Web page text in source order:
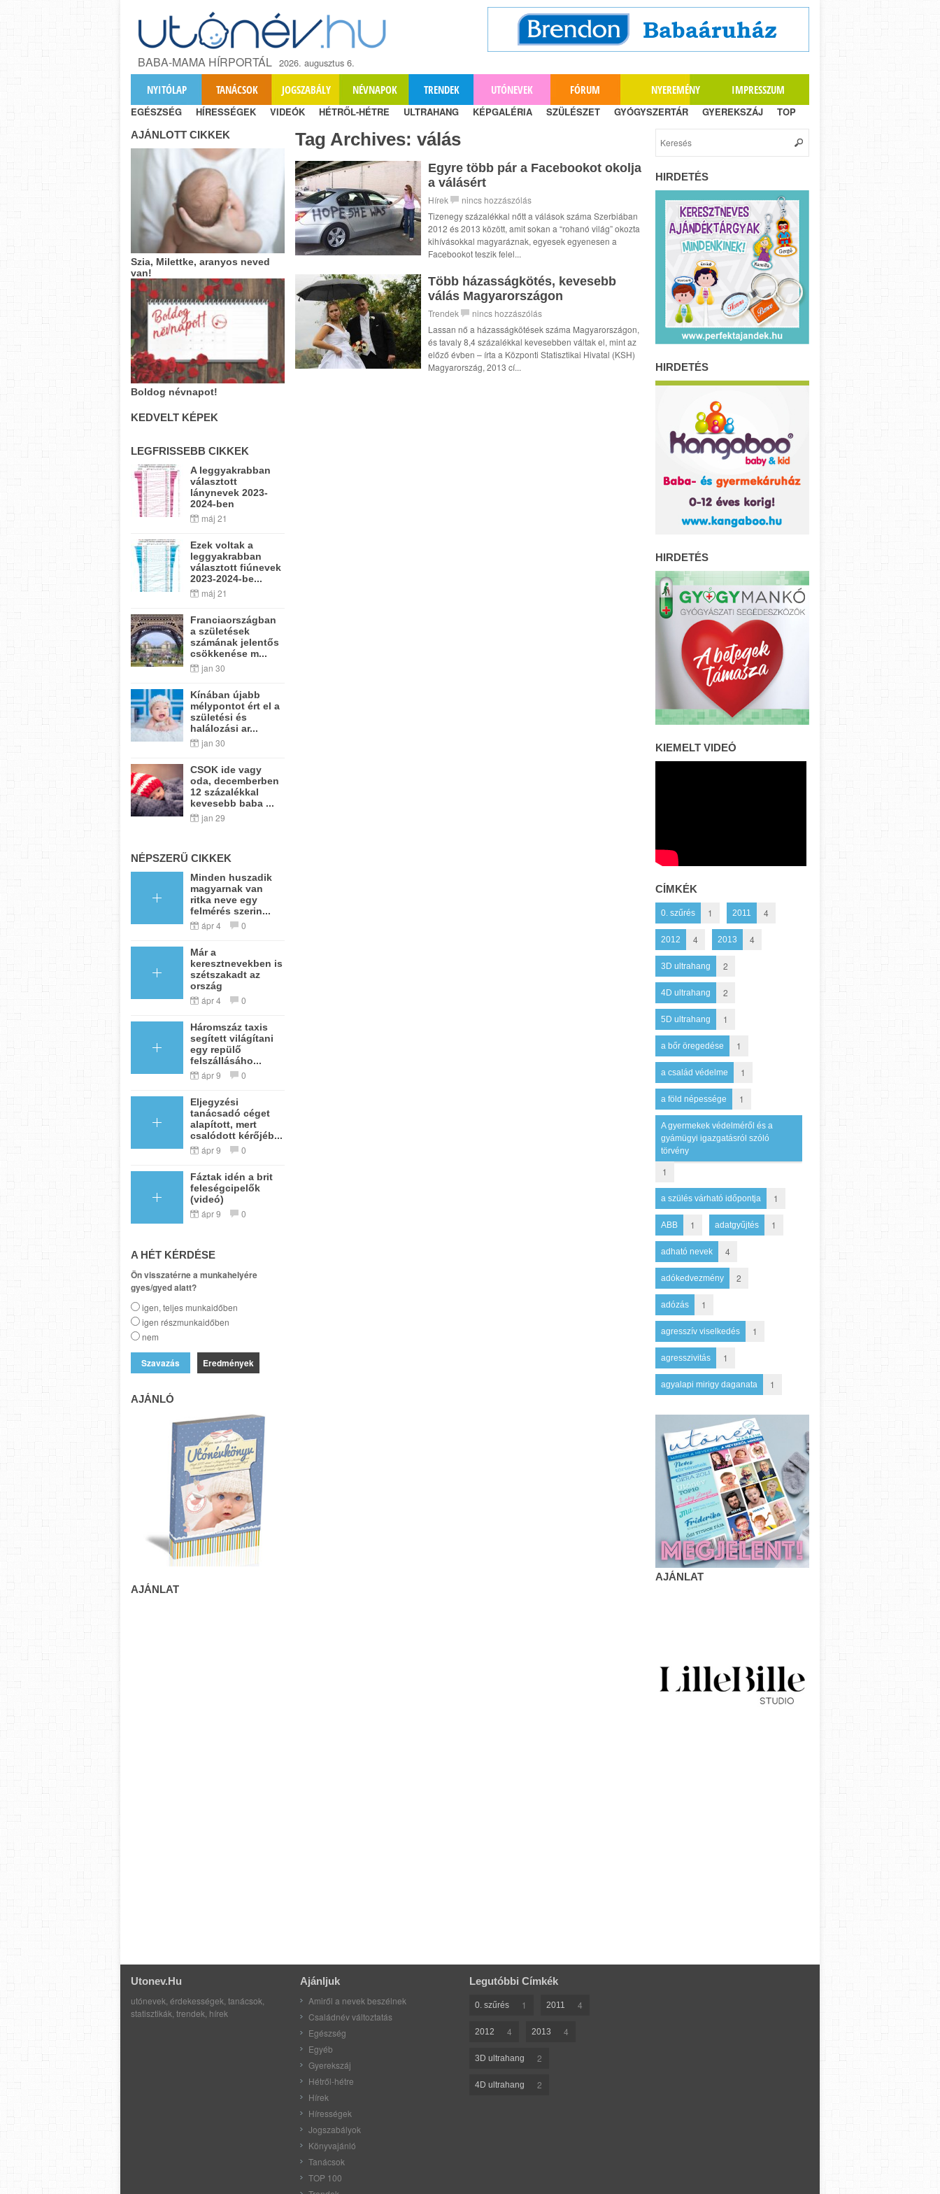
BABA-MAMA HÍRPORTÁL 2026. augusztus 6.
NYITÓLAP TANÁCSOK JOGSZABÁLY NÉVNAPOK TRENDEK UTÓNEVEK FÓRUM NYEREMÉNY IMPRESSZUM
EGÉSZSÉG HÍRESSÉGEK VIDEÓK HÉTRŐL-HÉTRE ULTRAHANG KÉPGALÉRIA SZÜLÉSZET GYÓGYSZERTÁR GYEREKSZÁJ TOP
Tag Archives: válás
Egyre több pár a Facebookot okolja
a válásért
Hírek
nincs hozzászólás
Tizenegy százalékkal nőtt a válások száma Szerbiában
2012 és 2013 között, amit sokan a “rohanó világ” okozta
kihívásokkal magyaráznak, egyesek egyenesen a
Facebookot teszik felel...
Több házasságkötés, kevesebb
válás Magyarországon
Trendek
nincs hozzászólás
Lassan nő a házasságkötések száma Magyarországon,
és tavaly 8,4 százalékkal kevesebben váltak el, mint az
előző évben – írta a Központi Statisztikai Hivatal (KSH)
Magyarország, 2013 cí...
AJÁNLOTT CIKKEK
Szia, Milettke, aranyos neved
van!
Boldog névnapot!
KEDVELT KÉPEK
LEGFRISSEBB CIKKEK
A leggyakrabban
választott
lánynevek 2023-
2024-ben
máj 21
Ezek voltak a
leggyakrabban
választott fiúnevek
2023-2024-be...
máj 21
Franciaországban
a születések
számának jelentős
csökkenése m...
jan 30
Kínában újabb
mélypontot ért el a
születési és
halálozási ar...
jan 30
CSOK ide vagy
oda, decemberben
12 százalékkal
kevesebb baba ...
jan 29
NÉPSZERŰ CIKKEK
Minden huszadik
magyarnak van
ritka neve egy
felmérés szerin...
ápr 4 0
Már a
keresztnevekben is
szétszakadt az
ország
ápr 4 0
Háromszáz taxis
segített világítani
egy repülő
felszállásáho...
ápr 9 0
Eljegyzési
tanácsadó céget
alapított, mert
csalódott kérőjéb...
ápr 9 0
Fáztak idén a brit
feleségcipelők
(videó)
ápr 9 0
A HÉT KÉRDÉSE
Ön visszatérne a munkahelyére
gyes/gyed alatt?
igen, teljes munkaidőben
igen részmunkaidőben
nem
Eredmények
AJÁNLÓ
AJÁNLAT
HIRDETÉS
HIRDETÉS
HIRDETÉS
KIEMELT VIDEÓ
CÍMKÉK
0. szűrés 1 2011 4
2012 4 2013 4
3D ultrahang 2
4D ultrahang 2
5D ultrahang 1
a bőr öregedése 1
a család védelme 1
a föld népessége 1
A gyermekek védelméről és a
gyámügyi igazgatásról szóló
törvény
1
a szülés várható időpontja 1
ABB 1 adatgyűjtés 1
adható nevek 4
adókedvezmény 2
adózás 1
agresszív viselkedés 1
agresszivitás 1
agyalapi mirigy daganata 1
AJÁNLAT
Utonev.hu
utónevek, érdekességek, tanácsok,
statisztikák, trendek, hírek
Ajánljuk
Amiről a nevek beszélnek
Családnév változtatás
Egészség
Egyéb
Gyerekszáj
Hétről-hétre
Hírek
Hírességek
Jogszabályok
Könyvajánló
Tanácsok
TOP 100
Legutóbbi Címkék
0. szűrés 1 2011 4
2012 4 2013 4
3D ultrahang 2
4D ultrahang 2